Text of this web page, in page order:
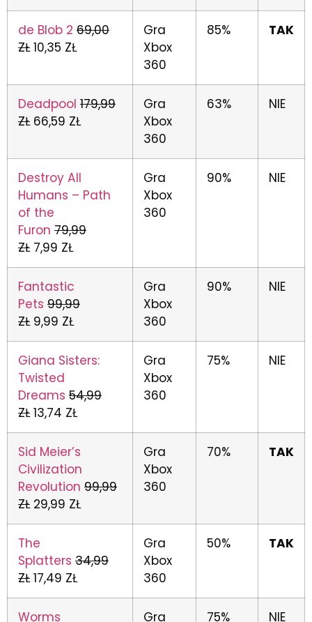
de Blob 2 69,00
ZŁ10,35 ZŁ
Gra
Xbox
360
85% TAK
Deadpool 179,99
ZŁ66,59 ZŁ
Gra
Xbox
360
63% NIE
Destroy All
Humans – Path
of the
Furon 79,99
ZŁ7,99 ZŁ
Gra
Xbox
360
90% NIE
Fantastic
Pets 99,99
ZŁ9,99 ZŁ
Gra
Xbox
360
90% NIE
Giana Sisters:
Twisted
Dreams 54,99
ZŁ13,74 ZŁ
Gra
Xbox
360
75% NIE
Sid Meier’s
Civilization
Revolution 99,99
ZŁ29,99 ZŁ
Gra
Xbox
360
70% TAK
The
Splatters 34,99
ZŁ17,49 ZŁ
Gra
Xbox
360
50% TAK
Worms Gra 75% NIE